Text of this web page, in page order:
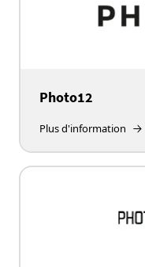
Photo12
Plus d'information